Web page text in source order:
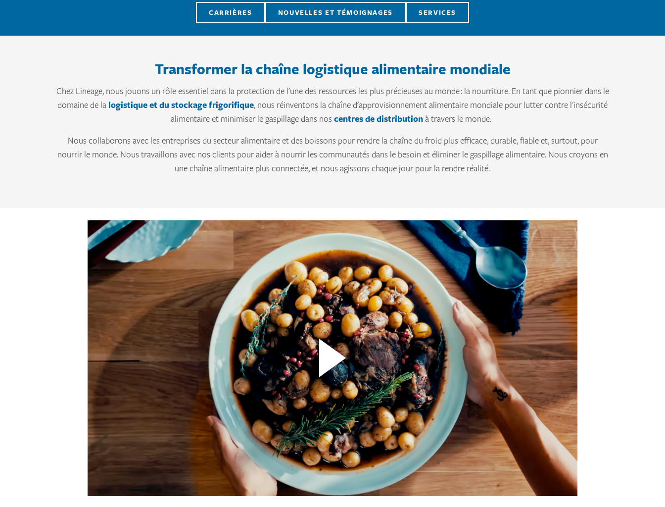
CARRIÈRES NOUVELLES ET TÉMOIGNAGES SERVICES
Transformer la chaîne logistique alimentaire mondiale
Chez Lineage, nous jouons un rôle essentiel dans la protection de l'une des ressources les plus précieuses au monde : la nourriture. En tant que pionnier dans le
domaine de la logistique et du stockage frigorifique, nous réinventons la chaîne d'approvisionnement alimentaire mondiale pour lutter contre l'insécurité
alimentaire et minimiser le gaspillage dans noscentres de distributionà travers le monde.
Nous collaborons avec les entreprises du secteur alimentaire et des boissons pour rendre la chaîne du froid plus efficace, durable, fiable et, surtout, pour
nourrir le monde. Nous travaillons avec nos clients pour aider à nourrir les communautés dans le besoin et éliminer le gaspillage alimentaire. Nous croyons en
une chaîne alimentaire plus connectée, et nous agissons chaque jour pour la rendre réalité.